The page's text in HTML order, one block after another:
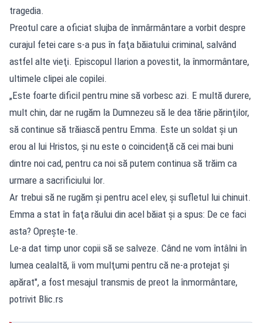
tragedia.
Preotul care a oficiat slujba de înmârmântare a vorbit despre
curajul fetei care s-a pus în faţa băiatului criminal, salvând
astfel alte vieţi. Episcopul Ilarion a povestit, la înmormântare,
ultimele clipei ale copilei.
„Este foarte dificil pentru mine să vorbesc azi. E multă durere,
mult chin, dar ne rugăm la Dumnezeu să le dea tărie părinţilor,
să continue să trăiască pentru Emma. Este un soldat şi un
erou al lui Hristos, şi nu este o coincidenţă că cei mai buni
dintre noi cad, pentru ca noi să putem continua să trăim ca
urmare a sacrificiului lor.
Ar trebui să ne rugăm şi pentru acel elev, şi sufletul lui chinuit.
Emma a stat în faţa răului din acel băiat şi a spus: De ce faci
asta? Opreşte-te.
Le-a dat timp unor copii să se salveze. Când ne vom întâlni în
lumea cealaltă, îi vom mulţumi pentru că ne-a protejat şi
apărat", a fost mesajul transmis de preot la înmormântare,
potrivit Blic.rs